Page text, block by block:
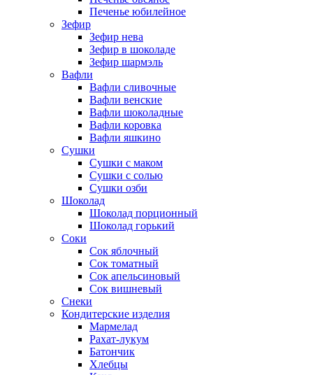
Печенье юбилейное
Зефир
Зефир нева
Зефир в шоколаде
Зефир шармэль
Вафли
Вафли сливочные
Вафли венские
Вафли шоколадные
Вафли коровка
Вафли яшкино
Сушки
Сушки с маком
Сушки с солью
Сушки озби
Шоколад
Шоколад порционный
Шоколад горький
Соки
Сок яблочный
Сок томатный
Сок апельсиновый
Сок вишневый
Снеки
Кондитерские изделия
Мармелад
Рахат-лукум
Батончик
Хлебцы